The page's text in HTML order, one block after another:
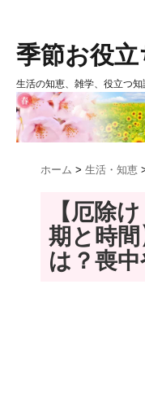
季節お役
生活の知恵、雑学、役立つ
ホーム > 生活・知恵
【厄除
期と時
は？喪